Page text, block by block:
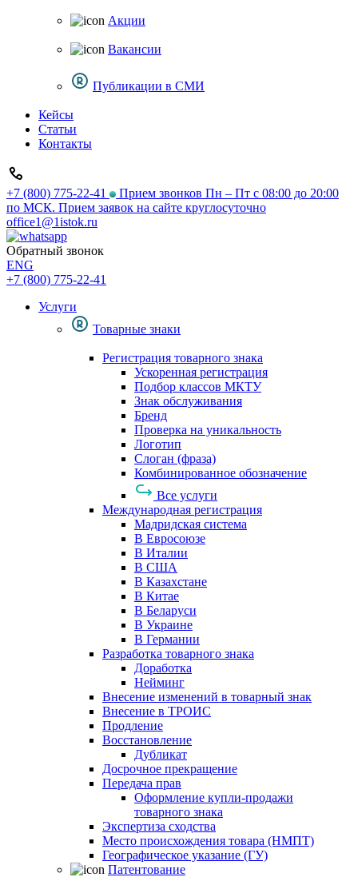
Акции
Вакансии
Публикации в СМИ
Кейсы
Статьи
Контакты
+7 (800) 775-22-41
Прием звонков Пн – Пт с 08:00 до 20:00
по МСК. Прием заявок на сайте круглосуточно
office1@1istok.ru
Обратный звонок
ENG
+7 (800) 775-22-41
Услуги
Товарные знаки
Регистрация товарного знака
Ускоренная регистрация
Подбор классов МКТУ
Знак обслуживания
Бренд
Проверка на уникальность
Логотип
Слоган (фраза)
Комбинированное обозначение
Все услуги
Международная регистрация
Мадридская система
В Евросоюзе
В Италии
В США
В Казахстане
В Китае
В Беларуси
В Украине
В Германии
Разработка товарного знака
Доработка
Нейминг
Внесение изменений в товарный знак
Внесение в ТРОИС
Продление
Восстановление
Дубликат
Досрочное прекращение
Передача прав
Оформление купли-продажи
товарного знака
Экспертиза сходства
Место происхождения товара (НМПТ)
Географическое указание (ГУ)
Патентование